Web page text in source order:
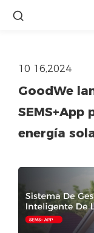
10 16,2024
GoodWe
energía